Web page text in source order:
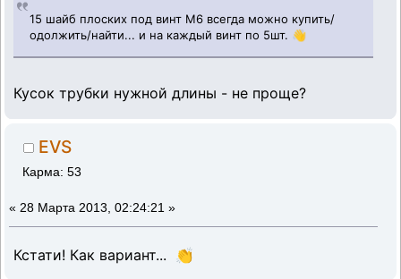
15 шайб плоских под винт М6 всегда можно купить/
одолжить/найти... и на каждый винт по 5шт. 👋
Кусок трубки нужной длины - не проще?
EVS
Карма: 53
« 28 Марта 2013, 02:24:21 »
Кстати! Как вариант... 👏